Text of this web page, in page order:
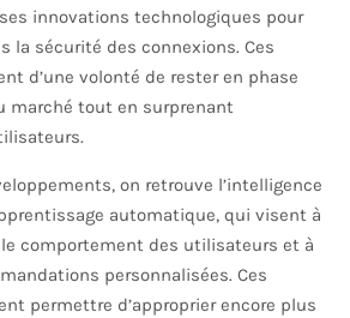
innovations technologiques pour
la sécurité des connexions. Ces
d’une volonté de rester en phase
marché tout en surprenant
on retrouve l’intelligence
automatique, qui visent à
comportement des utilisateurs et à
personnalisées. Ces
permettre d’approprier encore plus